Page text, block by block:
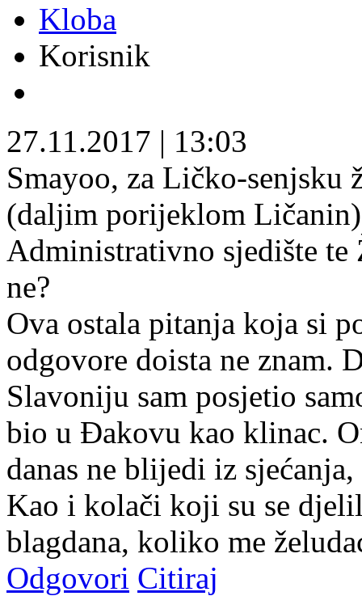
Kloba
Korisnik
27.11.2017 | 13:03
Smayoo, za Ličko-senjsku
(daljim porijeklom
Administrativno sjedište te
ne?
Ova ostala pitanja koja si
odgovore doista ne znam.
Slavoniju sam posjetio
bio u Đakovu kao klinac.
danas ne blijedi iz
Kao i kolači koji su se
blagdana, koliko me
Odgovori Citiraj